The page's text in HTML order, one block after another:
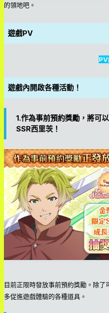
的領地吧。
遊戲PV
遊戲內開啟各種活動！
1.作為事前預約獎勵，將可
SSR西里茨！
目前正限時發放事前預約獎勵。除
多促進遊戲體驗的各種道具。